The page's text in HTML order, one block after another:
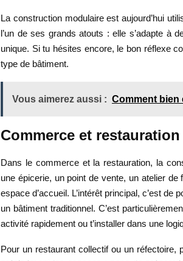
La construction modulaire est aujourd’hui
l’un de ses grands atouts : elle s’adapte à
unique. Si tu hésites encore, le bon réflexe
type de bâtiment.
Vous aimerez aussi : Comment bien
Commerce et restauration
Dans le commerce et la restauration, la
une épicerie, un point de vente, un atelier
espace d’accueil. L’intérêt principal, c’est
un bâtiment traditionnel. C’est
activité rapidement ou t’installer dans une
Pour un restaurant collectif ou un réfectoire,